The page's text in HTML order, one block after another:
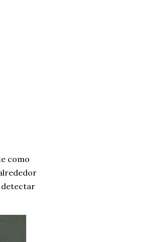
como
detectar